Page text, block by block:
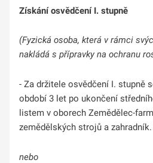
Získáníosvědčení I. stupně
(Fyzická osoba, která v rámci
nakládá s přípravky na ochranu
- Za držitele osvědčení I. stupně
období 3 let po ukončení
listem v oborech Zemědělec-
zemědělských strojů a zahradník.
nebo